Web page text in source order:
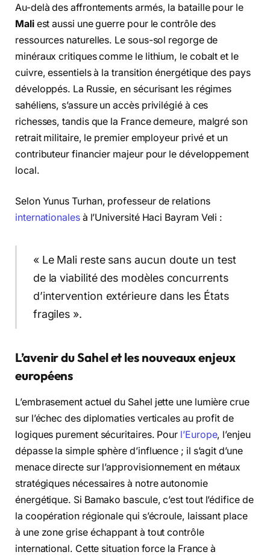
Au-delà des affrontements armés, la bataille pour le
Maliest aussi une guerre pour le contrôle des
ressources naturelles. Le sous-sol regorge de
minéraux critiques comme le lithium, le cobalt et le
cuivre, essentiels à la transition énergétique des pays
développés. La Russie, en sécurisant les régimes
sahéliens, s’assure un accès privilégié à ces
richesses, tandis que la France demeure, malgré son
retrait militaire, le premier employeur privé et un
contributeur financier majeur pour le développement
local.
Selon Yunus Turhan, professeur de relations
internationalesà l’Université Haci Bayram Veli :
« Le Mali reste sans aucun doute un test
de la viabilité des modèles concurrents
d’intervention extérieure dans les États
fragiles ».
L’avenir du Sahel et les nouveaux enjeux
européens
L’embrasement actuel du Sahel jette une lumière crue
sur l’échec des diplomaties verticales au profit de
logiques purement sécuritaires. Pour l’Europe, l’enjeu
dépasse la simple sphère d’influence ; il s’agit d’une
menace directe sur l’approvisionnement en métaux
stratégiques nécessaires à notre autonomie
énergétique. Si Bamako bascule, c’est tout l’édifice de
la coopération régionale qui s’écroule, laissant place
à une zone grise échappant à tout contrôle
international. Cette situation force la France à